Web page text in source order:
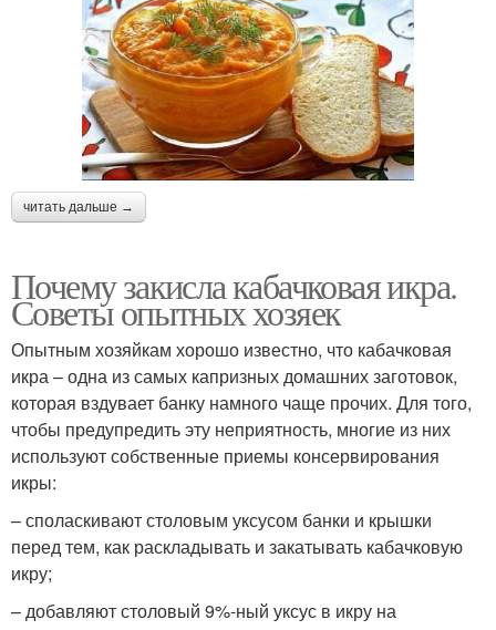
читать дальше →
Почему закисла кабачковая икра.
Советы опытных хозяек
Опытным хозяйкам хорошо известно, что кабачковая
икра – одна из самых капризных домашних заготовок,
которая вздувает банку намного чаще прочих. Для того,
чтобы предупредить эту неприятность, многие из них
используют собственные приемы консервирования
икры:
– споласкивают столовым уксусом банки и крышки
перед тем, как раскладывать и закатывать кабачковую
икру;
– добавляют столовый 9%-ный уксус в икру на